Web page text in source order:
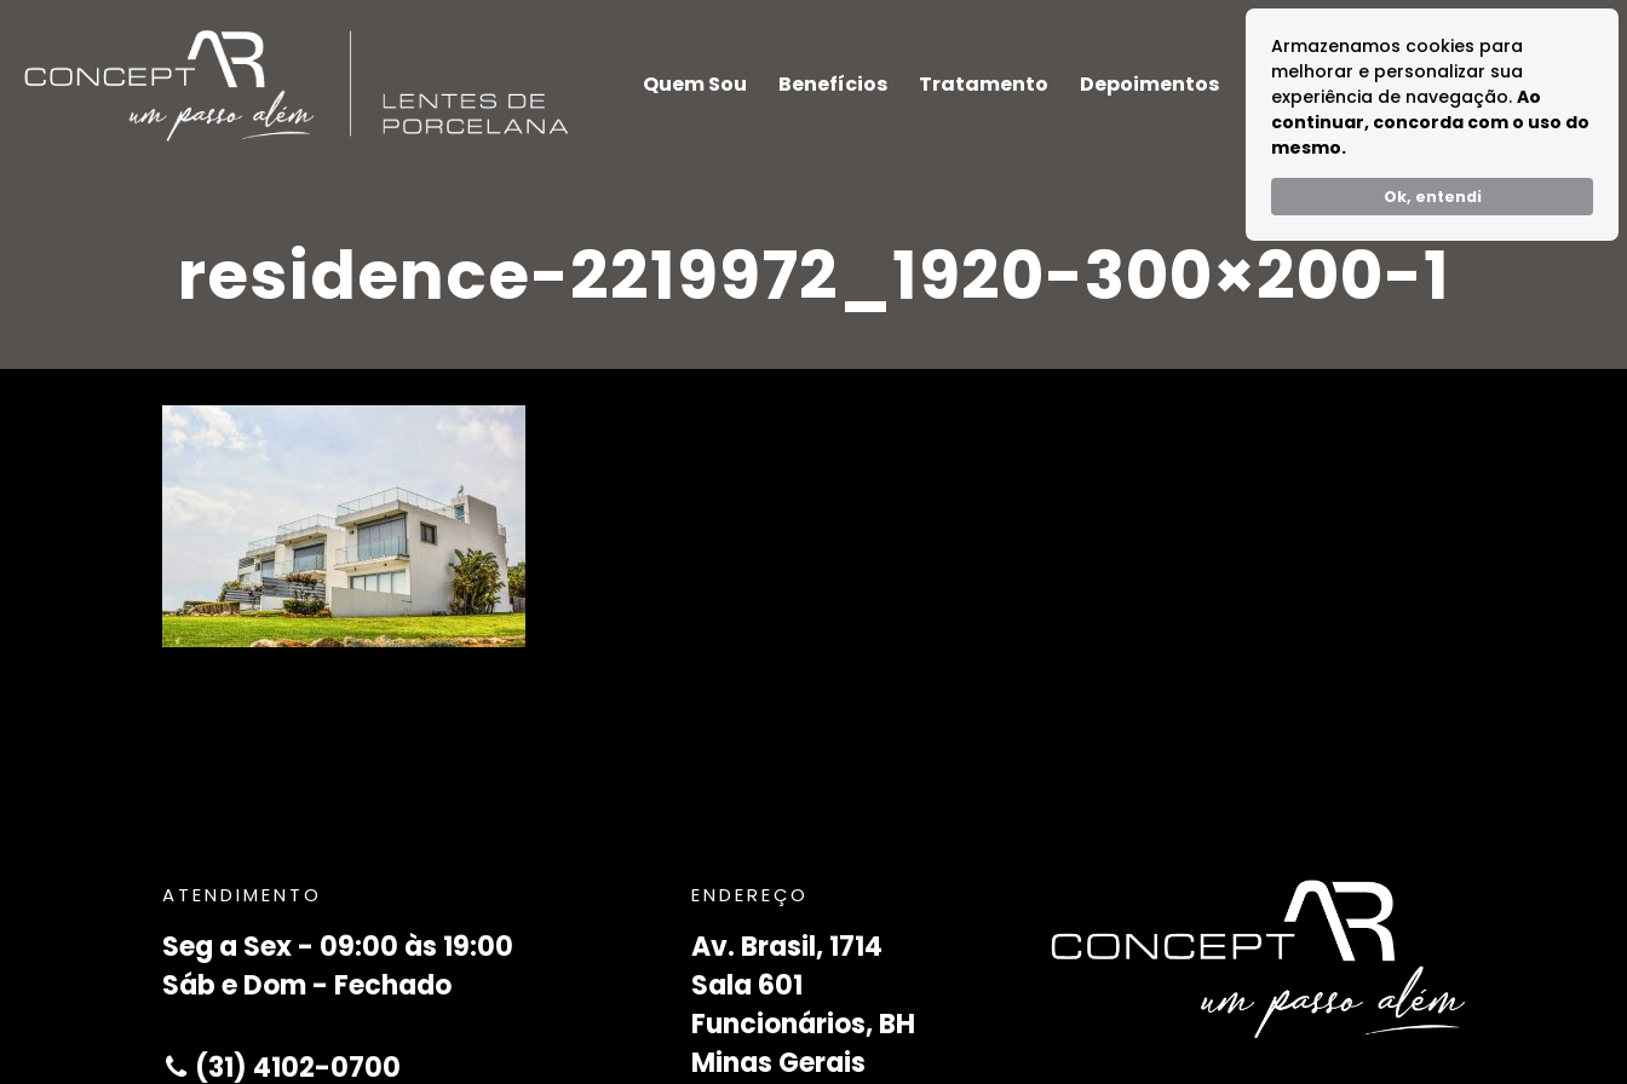
Armazenamos cookies para
melhorar e personalizar sua
experiência de navegação. Ao
continuar, concorda com o uso do
mesmo.
Ok, entendi
Quem Sou Benefícios Tratamento Depoimentos Dúvidas Tire suas Dúvidas
residence-2219972_1920-300×200-1
ATENDIMENTO
Seg a Sex - 09:00 às 19:00
Sáb e Dom - Fechado
(31) 4102-0700
ENDEREÇO
Av. Brasil, 1714
Sala 601
Funcionários, BH
Minas Gerais